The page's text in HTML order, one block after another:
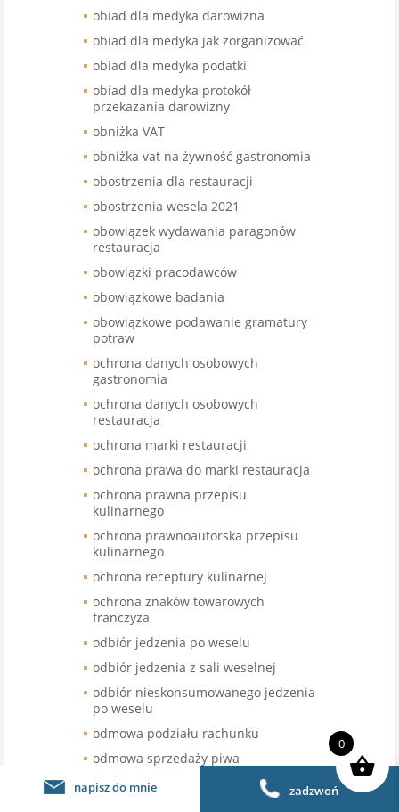
obiad dla medyka darowizna
obiad dla medyka jak zorganizować
obiad dla medyka podatki
obiad dla medyka protokół
przekazania darowizny
obniżka VAT
obniżka vat na żywność gastronomia
obostrzenia dla restauracji
obostrzenia wesela 2021
obowiązek wydawania paragonów
restauracja
obowiązki pracodawców
obowiązkowe badania
obowiązkowe podawanie gramatury
potraw
ochrona danych osobowych
gastronomia
ochrona danych osobowych
restauracja
ochrona marki restauracji
ochrona prawa do marki restauracja
ochrona prawna przepisu
kulinarnego
ochrona prawnoautorska przepisu
kulinarnego
ochrona receptury kulinarnej
ochrona znaków towarowych
franczyza
odbiór jedzenia po weselu
odbiór jedzenia z sali weselnej
odbiór nieskonsumowanego jedzenia
po weselu
odmowa podziału rachunku
odmowa sprzedaży piwa
odroczenie terminu wymiany kasy
napisz do mnie zadzwoń
0